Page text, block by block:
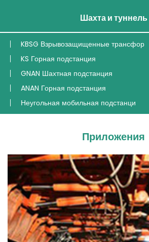
Шахта и туннель
KBSG Взрывозащищенные трансфор
KS Горная подстанция
GNAN Шахтная подстанция
ANAN Горная подстанция
Неугольная мобильная подстанци
Приложения